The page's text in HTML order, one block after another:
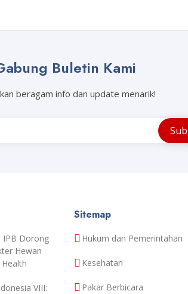
Buletin Kami
beragam info dan update menarik!
IPB Dorong
Hewan
VIII:
Sitemap
Hukum dan Pemerintahan
Kesehatan
Pakar Berbicara